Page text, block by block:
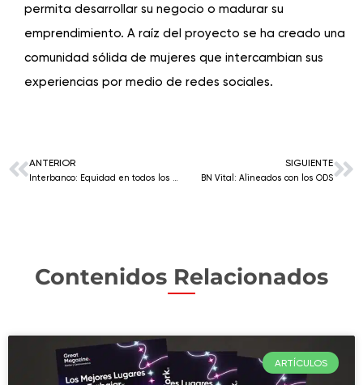
permita desarrollar su negocio o madurar su
emprendimiento. A raíz del proyecto se ha creado una
comunidad sólida de mujeres que intercambian sus
experiencias por medio de redes sociales.
ANTERIOR
Interbanco: Equidad en todos los niveles
SIGUIENTE
BN Vital: Alineados con los ODS
Contenidos Relacionados
ARTÍCULOS